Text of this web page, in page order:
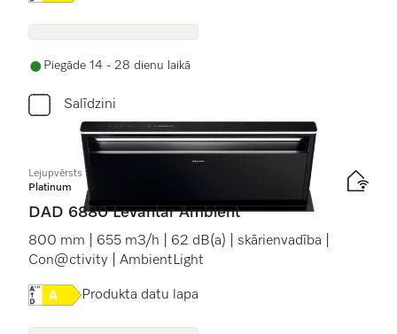
Piegāde 14 - 28 dienu laikā
Salīdzini
Lejupvērsts tvaika nosūcējs
Platinum
DAD 6880 Levantar Ambient
800 mm | 655 m3/h | 62 dB(a) | skārienvadība |
Con@ctivity | AmbientLight
Online Label Flag, Energoefektivitātes etiķete
Produkta datu lapa